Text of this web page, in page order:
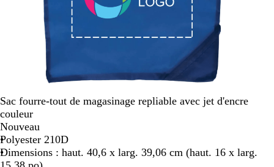
Sac fourre-tout de magasinage repliable avec jet d'encre
couleur
Nouveau
Polyester 210D
Dimensions : haut. 40,6 x larg. 39,06 cm (haut. 16 x larg.